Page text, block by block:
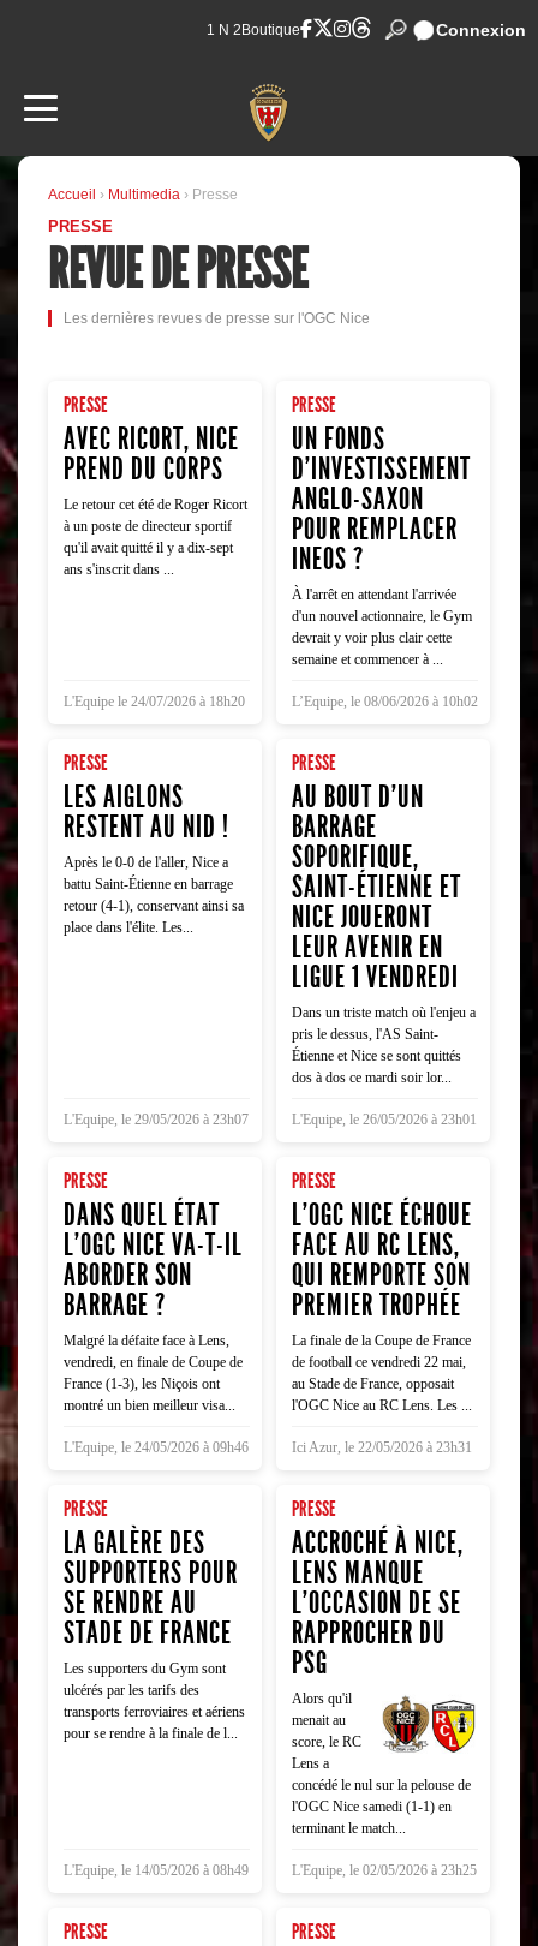
1 N 2 Boutique Connexion
Accueil › Multimedia › Presse
PRESSE
REVUE DE PRESSE
Les dernières revues de presse sur l'OGC Nice
PRESSE
AVEC RICORT, NICE
PREND DU CORPS
Le retour cet été de Roger Ricort
à un poste de directeur sportif
qu'il avait quitté il y a dix-sept
ans s'inscrit dans ...
L'Equipe le 24/07/2026 à 18h20
PRESSE
UN FONDS
D'INVESTISSEMENT
ANGLO-SAXON
POUR REMPLACER
INEOS ?
À l'arrêt en attendant l'arrivée
d'un nouvel actionnaire, le Gym
devrait y voir plus clair cette
semaine et commencer à ...
L’Equipe, le 08/06/2026 à 10h02
PRESSE
LES AIGLONS
RESTENT AU NID !
Après le 0-0 de l'aller, Nice a
battu Saint-Étienne en barrage
retour (4-1), conservant ainsi sa
place dans l'élite. Les...
L'Equipe, le 29/05/2026 à 23h07
PRESSE
AU BOUT D'UN
BARRAGE
SOPORIFIQUE,
SAINT-ÉTIENNE ET
NICE JOUERONT
LEUR AVENIR EN
LIGUE 1 VENDREDI
Dans un triste match où l'enjeu a
pris le dessus, l'AS Saint-
Étienne et Nice se sont quittés
dos à dos ce mardi soir lor...
L'Equipe, le 26/05/2026 à 23h01
PRESSE
DANS QUEL ÉTAT
L'OGC NICE VA-T-IL
ABORDER SON
BARRAGE ?
Malgré la défaite face à Lens,
vendredi, en finale de Coupe de
France (1-3), les Niçois ont
montré un bien meilleur visa...
L'Equipe, le 24/05/2026 à 09h46
PRESSE
L’OGC NICE ÉCHOUE
FACE AU RC LENS,
QUI REMPORTE SON
PREMIER TROPHÉE
La finale de la Coupe de France
de football ce vendredi 22 mai,
au Stade de France, opposait
l'OGC Nice au RC Lens. Les ...
Ici Azur, le 22/05/2026 à 23h31
PRESSE
LA GALÈRE DES
SUPPORTERS POUR
SE RENDRE AU
STADE DE FRANCE
Les supporters du Gym sont
ulcérés par les tarifs des
transports ferroviaires et aériens
pour se rendre à la finale de l...
L'Equipe, le 14/05/2026 à 08h49
PRESSE
ACCROCHÉ À NICE,
LENS MANQUE
L'OCCASION DE SE
RAPPROCHER DU
PSG
Alors qu'il
menait au
score, le RC
Lens a
concédé le nul sur la pelouse de
l'OGC Nice samedi (1-1) en
terminant le match...
L'Equipe, le 02/05/2026 à 23h25
PRESSE PRESSE